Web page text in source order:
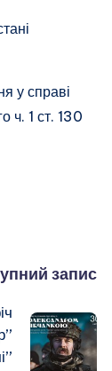
у справі
ч. 1 ст. 130
запис